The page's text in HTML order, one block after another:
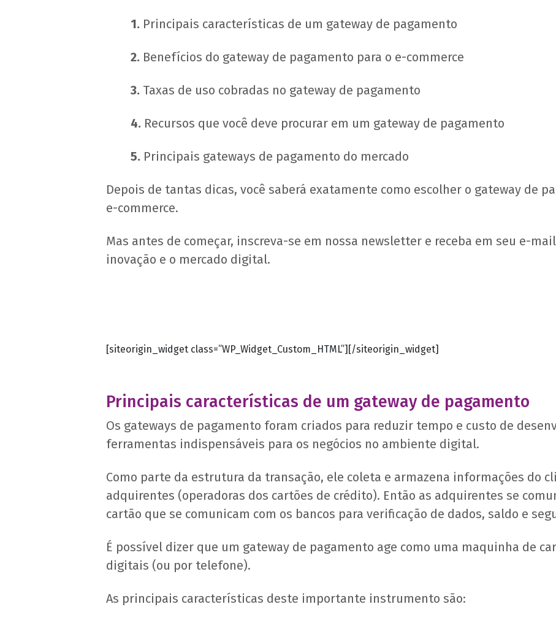
1. Principais características de um gateway de pagamento
2. Benefícios do gateway de pagamento para o e-commerce
3. Taxas de uso cobradas no gateway de pagamento
4. Recursos que você deve procurar em um gateway de pagamento
5. Principais gateways de pagamento do mercado
Depois de tantas dicas, você saberá exatamente como escolher o gateway de
e-commerce.
Mas antes de começar, inscreva-se em nossa newsletter e receba em seu e-
inovação e o mercado digital.
[siteorigin_widget class=”WP_Widget_Custom_HTML”] [/siteorigin_widget]
Principais características de um gateway de pagamento
Os gateways de pagamento foram criados para reduzir tempo e custo de
ferramentas indispensáveis para os negócios no ambiente digital.
Como parte da estrutura da transação, ele coleta e armazena informações do
adquirentes (operadoras dos cartões de crédito). Então as adquirentes se
cartão que se comunicam com os bancos para verificação de dados, saldo e
É possível dizer que um gateway de pagamento age como uma maquinha de
digitais (ou por telefone).
As principais características deste importante instrumento são: